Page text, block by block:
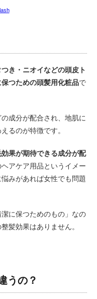
き・ニオイなどの頭皮ト
つための頭髪用化粧品で
成分が配合され、地肌に
るのが特徴です。
果が期待できる成分が配
ヘアケア用品というイメー
みがあれば女性でも問題
に保つためのもの」なの
髪効果はありません。
うの？